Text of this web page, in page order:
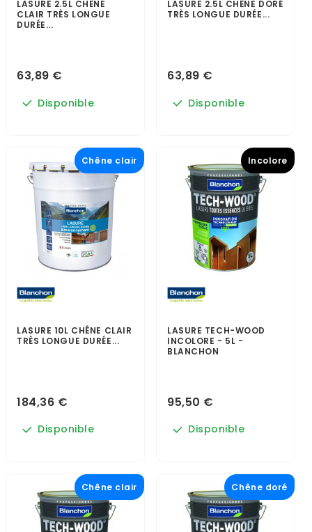
LASURE 2.5L CHÊNE
CLAIR TRÈS LONGUE
DURÉE...
63,89 €
Disponible
LASURE 2.5L CHÊNE DORÉ
TRÈS LONGUE DURÉE...
63,89 €
Disponible
LASURE 10L CHÊNE CLAIR
TRÈS LONGUE DURÉE...
184,36 €
Disponible
Chêne clair
LASURE TECH-WOOD
INCOLORE - 5L -
BLANCHON
95,50 €
Disponible
Incolore
Chêne clair Chêne doré